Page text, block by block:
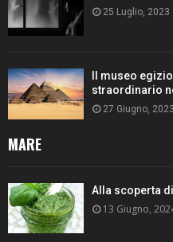
25 Luglio, 2023
Il museo
straordinario
27 Giugno, 2023
MARE
Alla scoperta
13 Giugno,